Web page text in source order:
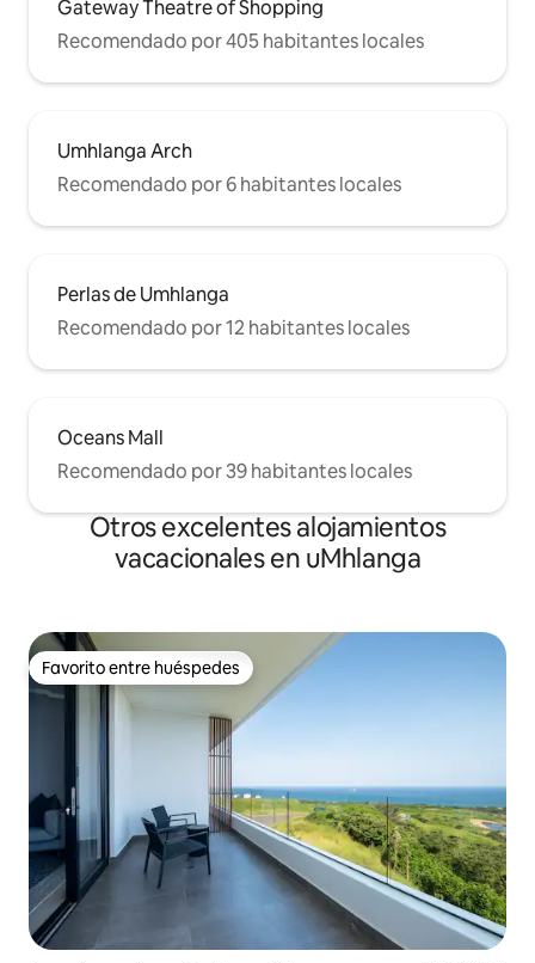
Gateway Theatre of Shopping
Recomendado por 405 habitantes locales
Umhlanga Arch
Recomendado por 6 habitantes locales
Perlas de Umhlanga
Recomendado por 12 habitantes locales
Oceans Mall
Recomendado por 39 habitantes locales
Otros excelentes alojamientos
vacacionales en uMhlanga
Favorito entre huéspedes
Favorito entre huéspedes